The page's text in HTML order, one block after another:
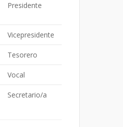
Presidente
Vicepresidente
Tesorero
Vocal
Secretario/a